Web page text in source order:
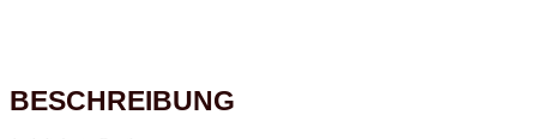
BESCHREIBUNG